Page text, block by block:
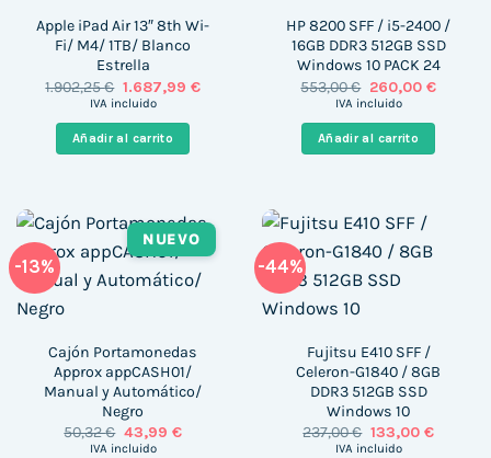
Apple iPad Air 13″ 8th Wi-
Fi/ M4/ 1TB/ Blanco
Estrella
1.902,25€ El
precio
era:
1.902,25 €.
1.687,99 €El
IVA incluido
Añadir al carrito
HP 8200 SFF / i5-2400 /
16GB DDR3 512GB SSD
Windows 10 PACK 24
553,00€ El
precio
era:
553,00 €.
260,00 €El
es:
260,00
IVA incluido
Añadir al carrito
-13%
NUEVO
Cajón Portamonedas
Approx appCASH01/
Manual y Automático/
Negro
50,32€ El
precio
43,99 €El
IVA incluido
-44%
Fujitsu E410 SFF /
Celeron-G1840 / 8GB
DDR3 512GB SSD
Windows 10
237,00€ El
precio
133,00 €El
IVA incluido